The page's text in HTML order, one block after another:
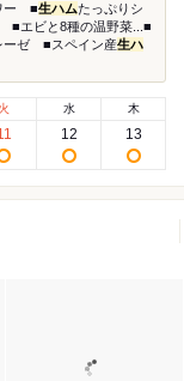
ー ■生ハムたっぷりシ
エビと8種の温野菜...■
ーゼ ■スペイン産生ハ
火 水
12
木
13